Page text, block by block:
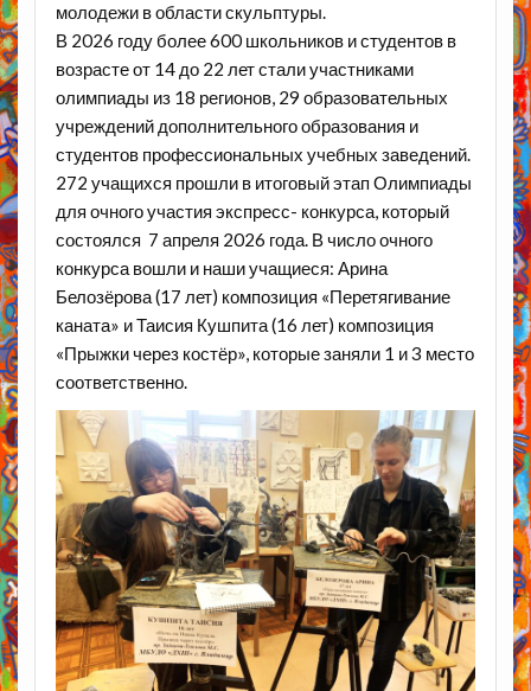
молодежи в области скульптуры.
В 2026 году более 600 школьников и студентов в
возрасте от 14 до 22 лет стали участниками
олимпиады из 18 регионов, 29 образовательных
учреждений дополнительного образования и
студентов профессиональных учебных заведений.
272 учащихся прошли в итоговый этап Олимпиады
для очного участия экспресс- конкурса, который
состоялся 7 апреля 2026 года. В число очного
конкурса вошли и наши учащиеся: Арина
Белозёрова (17 лет) композиция «Перетягивание
каната» и Таисия Кушпита (16 лет) композиция
«Прыжки через костёр», которые заняли 1 и 3 место
соответственно.